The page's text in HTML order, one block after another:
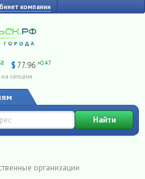
компании
$ 77.96 +0.47
сегодня
Найти
организации